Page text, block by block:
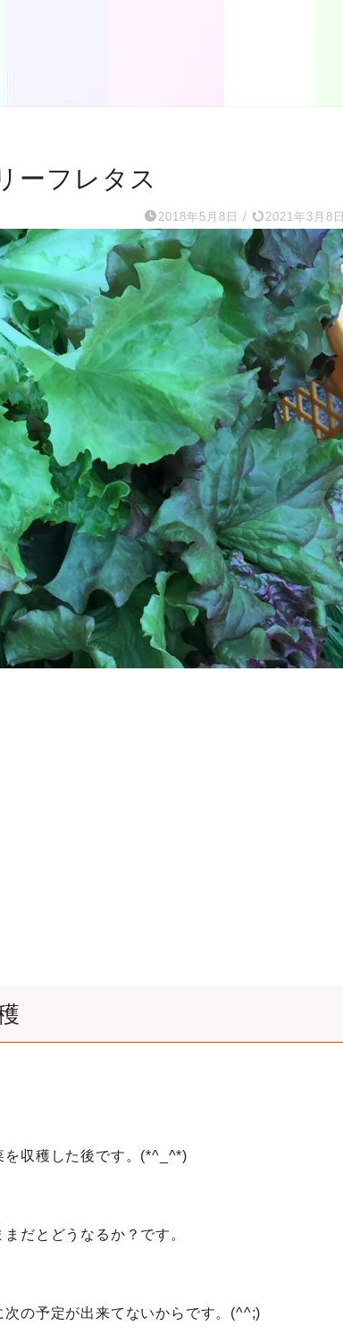
ーフレタス
2018年5月8日 / 2021年3月8日
を収穫した後です。(*^_^*)
だとどうなるか？です。
の予定が出来てないからです。(^^;)